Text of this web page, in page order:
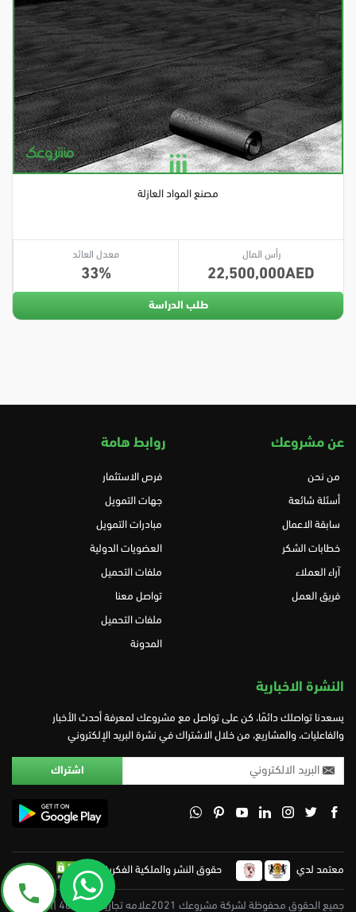
مصنع المواد العازلة
رأس المال
22,500,000
معدل العائد
33
طلب الدراسة
عن مشروعك
من نحن
أسئلة شائعة
سابقة الاعمال
خطابات الشكر
آراء العملاء
فريق العمل
روابط هامة
فرص الاستثمار
جهات التمويل
مبادرات التمويل
العضويات الدولية
ملفات التحميل
تواصل معنا
ملفات التحميل
المدونة
النشرة الاخبارية
يسعدنا تواصلك دائمًا، كن على تواصل مع مشروعك لمعرفة أحدث الأخبار
والفاعليات، والمشاريع، من خلال الاشتراك في نشرة البريد الإلكتروني
معتمد لدي حقوق النشر والملكية الفكرية
جميع الحقوق محفوظة لشركة مشروعك 2021علامه تجاريه 402475 || تم